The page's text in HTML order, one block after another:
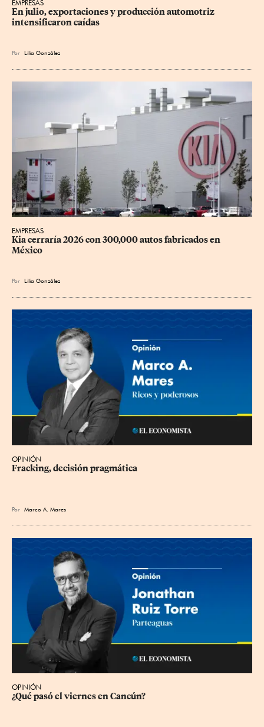
EMPRESAS
En julio, exportaciones y producción automotriz
intensificaron caídas
Por Lilia González
EMPRESAS
Kia cerraría 2026 con 300,000 autos fabricados en
México
Por Lilia González
OPINIÓN
Fracking, decisión pragmática
Por Marco A. Mares
OPINIÓN
¿Qué pasó el viernes en Cancún?